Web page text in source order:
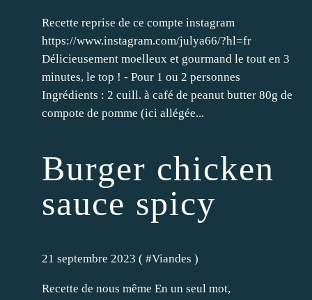
Recette reprise de ce compte instagram
https://www.instagram.com/julya66/?hl=fr
Délicieusement moelleux et gourmand le tout en 3
minutes, le top ! - Pour 1 ou 2 personnes
Ingrédients : 2 cuill. à café de peanut butter 80g de
compote de pomme (ici allégée...
Burger chicken
sauce spicy
21 septembre 2023 ( #Viandes )
Recette de nous même En un seul mot,